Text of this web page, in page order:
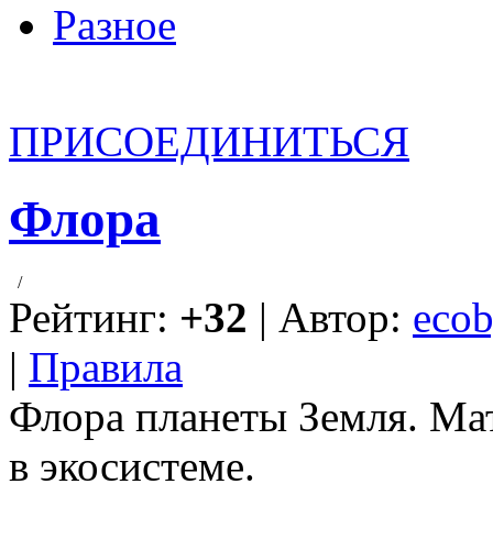
Разное
ПРИСОЕДИНИТЬСЯ
Флора
/
Рейтинг: +32 | Автор:
| Правила
Флора планеты Земля.
в экосистеме.